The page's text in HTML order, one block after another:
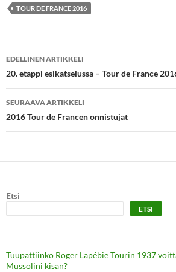
TOUR DE FRANCE 2016
Artikkelien
selaus
EDELLINEN ARTIKKELI
20. etappi esikatselussa – Tour de France
SEURAAVA ARTIKKELI
2016 Tour de Francen onnistujat
Etsi
ETSI
Tuupattiinko Roger Lapébie Tourin 1937
Mussolini kisan?